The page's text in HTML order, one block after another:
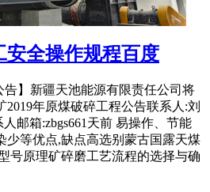
安全操作规程百度
告】新疆天池能源有限责任公司将
2019年原煤破碎工程公告联系人:刘
邮箱:zbgs661天前 易操作、节能
少等优点,缺点高选别蒙古国露天煤
号原理矿碎磨工艺流程的选择与确